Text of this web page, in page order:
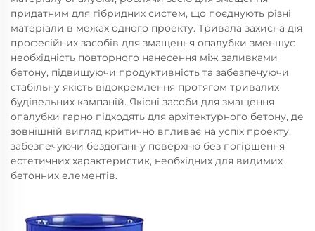
придатним для гібридних систем, що поєднують різні
матеріали в межах одного проекту. Тривала захисна дія
професійних засобів для змащення опалубки зменшує
необхідність повторного нанесення між заливками
бетону, підвищуючи продуктивність та забезпечуючи
стабільну якість відокремлення протягом тривалих
будівельних кампаній. Якісні засоби для змащення
опалубки гарно підходять для архітектурного бетону, де
зовнішній вигляд критично впливає на успіх проекту,
забезпечуючи бездоганну поверхню без погіршення
естетичних характеристик, необхідних для видимих
бетонних елементів.